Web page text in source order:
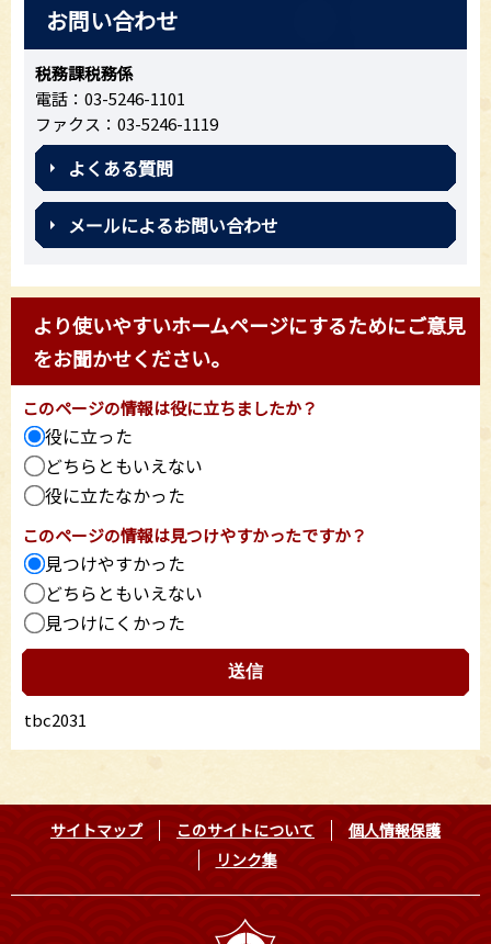
お問い合わせ
税務課税務係
電話：03-5246-1101
ファクス：03-5246-1119
よくある質問
メールによるお問い合わせ
より使いやすいホームページにするためにご意見
をお聞かせください。
このページの情報は役に立ちましたか？
役に立った
どちらともいえない
役に立たなかった
このページの情報は見つけやすかったですか？
見つけやすかった
どちらともいえない
見つけにくかった
tbc2031
サイトマップ このサイトについて
個人情報保護
リンク集